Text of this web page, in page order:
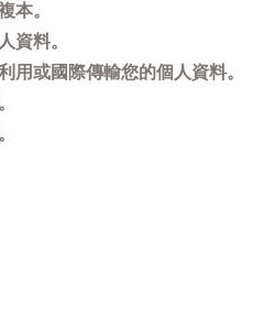
本。
資料。
用或國際傳輸您的個人資料。